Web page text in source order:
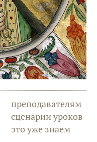
преподавателям
сценарии уроков
это уже знаем